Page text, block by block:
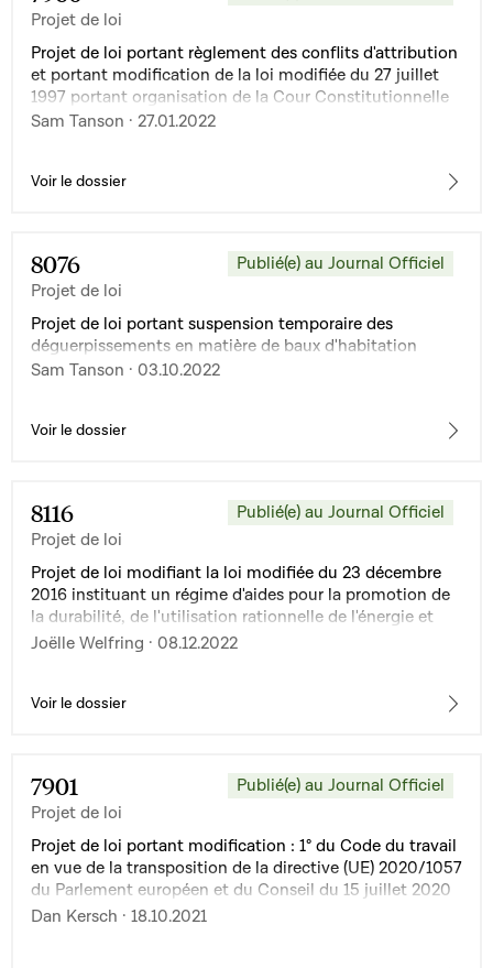
Projet de loi
Projet de loi portant règlement des conflits d'attribution
et portant modification de la loi modifiée du 27 juillet
1997 portant organisation de la Cour Constitutionnelle
Sam Tanson · 27.01.2022
Voir le dossier
8076
Projet de loi
Publié(e) au Journal Officiel
Projet de loi portant suspension temporaire des
déguerpissements en matière de baux d'habitation
Sam Tanson · 03.10.2022
Voir le dossier
8116
Projet de loi
Publié(e) au Journal Officiel
Projet de loi modifiant la loi modifiée du 23 décembre
2016 instituant un régime d'aides pour la promotion de
la durabilité, de l'utilisation rationnelle de l'énergie et
des énergies renouvelables dans le domaine du
Joëlle Welfring · 08.12.2022
Voir le dossier
7901
Projet de loi
Publié(e) au Journal Officiel
Projet de loi portant modification : 1° du Code du travail
en vue de la transposition de la directive (UE) 2020/1057
du Parlement européen et du Conseil du 15 juillet 2020
établissant des règles spécifiques en ce qui concerne la
Dan Kersch · 18.10.2021